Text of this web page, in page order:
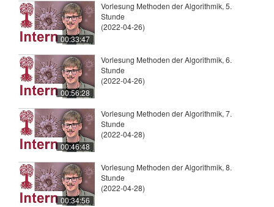
00:33:47
Vorlesung Methoden der Algorithmik, 5.
Stunde
(2022-04-26)
00:56:28
Vorlesung Methoden der Algorithmik, 6.
Stunde
(2022-04-26)
00:46:48
Vorlesung Methoden der Algorithmik, 7.
Stunde
(2022-04-28)
00:34:56
Vorlesung Methoden der Algorithmik, 8.
Stunde
(2022-04-28)